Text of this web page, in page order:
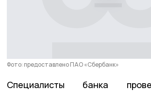
Фото: предоставлено ПАО «Сбербанк»
Специалисты банка